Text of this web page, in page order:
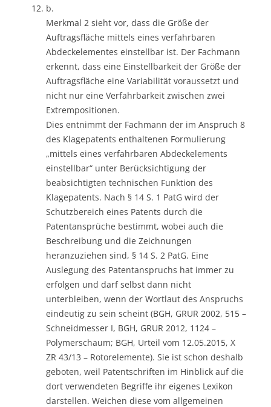
b.
Merkmal 2 sieht vor, dass die Größe der
Auftragsfläche mittels eines verfahrbaren
Abdeckelementes einstellbar ist. Der Fachmann
erkennt, dass eine Einstellbarkeit der Größe der
Auftragsfläche eine Variabilität voraussetzt und
nicht nur eine Verfahrbarkeit zwischen zwei
Extrempositionen.
Dies entnimmt der Fachmann der im Anspruch 8
des Klagepatents enthaltenen Formulierung
„mittels eines verfahrbaren Abdeckelements
einstellbar“ unter Berücksichtigung der
beabsichtigten technischen Funktion des
Klagepatents. Nach § 14 S. 1 PatG wird der
Schutzbereich eines Patents durch die
Patentansprüche bestimmt, wobei auch die
Beschreibung und die Zeichnungen
heranzuziehen sind, § 14 S. 2 PatG. Eine
Auslegung des Patentanspruchs hat immer zu
erfolgen und darf selbst dann nicht
unterbleiben, wenn der Wortlaut des Anspruchs
eindeutig zu sein scheint (BGH, GRUR 2002, 515 –
Schneidmesser I, BGH, GRUR 2012, 1124 –
Polymerschaum; BGH, Urteil vom 12.05.2015, X
ZR 43/13 – Rotorelemente). Sie ist schon deshalb
geboten, weil Patentschriften im Hinblick auf die
dort verwendeten Begriffe ihr eigenes Lexikon
darstellen. Weichen diese vom allgemeinen